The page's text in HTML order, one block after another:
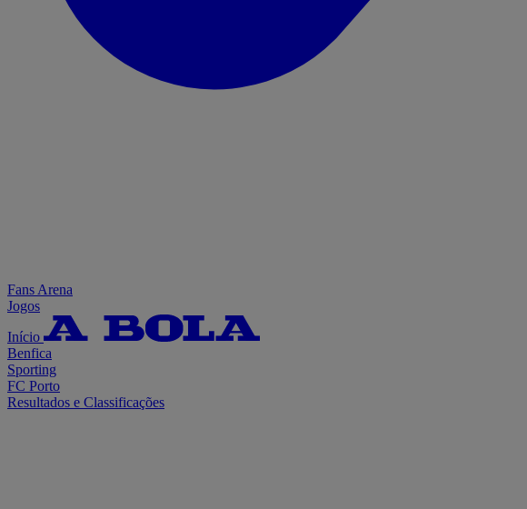
Fans Arena
Jogos
Início
Benfica
Sporting
FC Porto
Resultados e Classificações